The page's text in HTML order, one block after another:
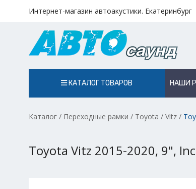
Интернет-магазин автоакустики. Екатеринбург
КАТАЛОГ ТОВАРОВ НАШИ
Каталог / Переходные рамки / Toyota / Vitz /
Toyota Vitz 2015-2020, 9",